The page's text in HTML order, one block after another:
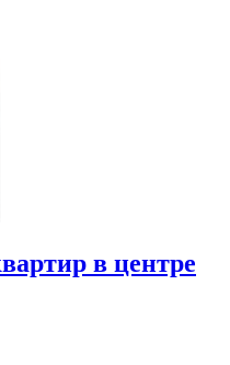
в центре